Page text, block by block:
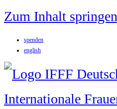
Zum Inhalt springen
spenden
english